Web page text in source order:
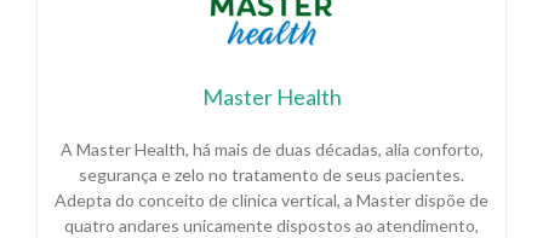
Master Health
A Master Health, há mais de duas décadas, alia conforto,
segurança e zelo no tratamento de seus pacientes.
Adepta do conceito de clínica vertical, a Master dispõe de
quatro andares unicamente dispostos ao atendimento,